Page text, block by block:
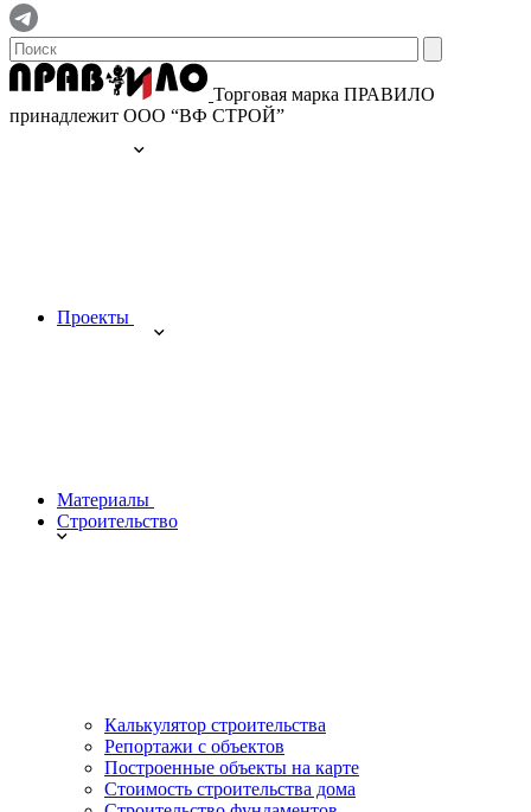
Торговая марка ПРАВИЛО
принадлежит ООО “ВФ СТРОЙ”
Проекты
Материалы
Строительство
Калькулятор строительства
Репортажи с объектов
Построенные объекты на карте
Стоимость строительства дома